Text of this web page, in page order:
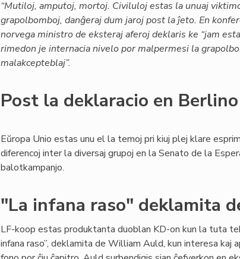
“Mutiloj, amputoj, mortoj. Civiluloj estas la unuaj
grapolbomboj, danĝeraj dum jaroj post la ĵeto. En
norvega ministro de eksteraj aferoj deklaris ke “jam
rimedon je internacia nivelo por malpermesi la
malakcepteblaj”.
Post la deklaracio en Berlino
Eŭropa Unio estas unu el la temoj pri kiuj plej klare
diferencoj inter la diversaj grupoj en la Senato de la
balotkampanjo.
"La infana raso" deklamita
LF-koop estas produktanta duoblan KD-on kun la tuta
infana raso”, deklamita de William Auld, kun interesa kaj